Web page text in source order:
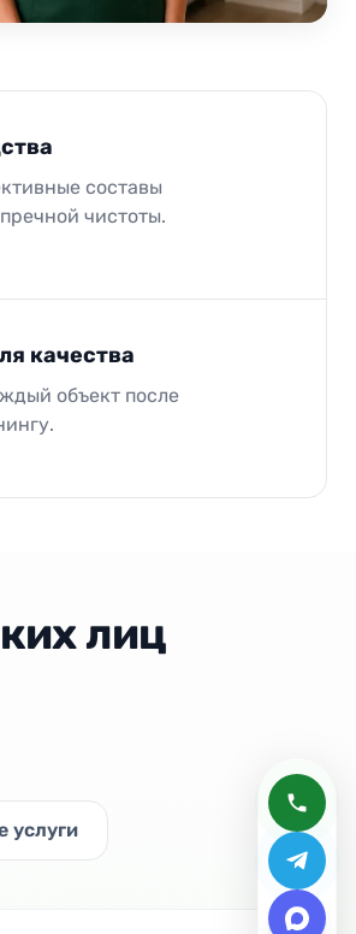
составы
чистоты.
качества
объект после
лиц
услуги